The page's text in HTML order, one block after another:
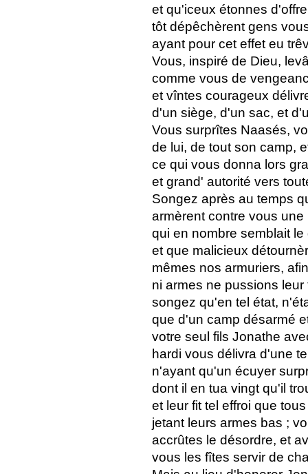
et qu'iceux étonnes
tôt dépêchèrent gens
ayant pour cet effet eu
Vous, inspiré de Dieu,
comme vous de
et vîntes courageux
d'un siège, d'un sac, et
Vous surprîtes Naasés,
de lui, de tout son camp,
ce qui vous donna lors
et grand' autorité vers
Songez après au temps
armèrent contre vous
qui en nombre semblait
et que malicieux
mêmes nos armuriers,
ni armes ne pussions leur
songez qu'en tel état,
que d'un camp désarmé
votre seul fils Jonathe
hardi vous délivra d'une
n'ayant qu'un écuyer
dont il en tua vingt qu'il
et leur fit tel effroi que
jetant leurs armes bas ;
accrûtes le désordre, et
vous les fîtes servir de